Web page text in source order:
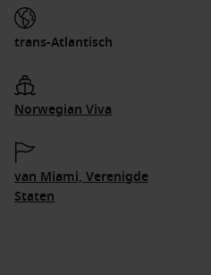
trans-Atlantisch
Norwegian Viva
van Miami, Verenigde
Staten